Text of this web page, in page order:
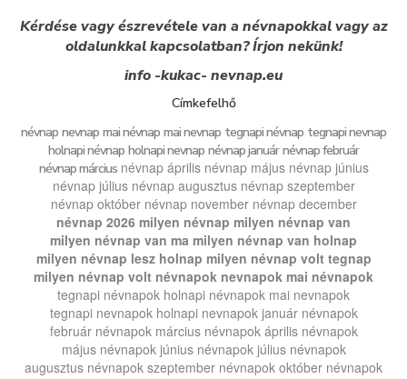
Kérdése vagy észrevétele van a névnapokkal vagy az
oldalunkkal kapcsolatban? Írjon nekünk!
info -kukac- nevnap.eu
Címkefelhő
névnap nevnap mai névnap mai nevnap tegnapi névnap tegnapi nevnap
holnapi névnap holnapi nevnap névnap január névnap február
névnap március névnap április névnap május névnap június
névnap július névnap augusztus névnap szeptember
névnap október névnap november névnap december
névnap 2026 milyen névnap milyen névnap van
milyen névnap van ma milyen névnap van holnap
milyen névnap lesz holnap milyen névnap volt tegnap
milyen névnap volt névnapok nevnapok mai névnapok
tegnapi névnapok holnapi névnapok mai nevnapok
tegnapi nevnapok holnapi nevnapok január névnapok
február névnapok március névnapok április névnapok
május névnapok június névnapok július névnapok
augusztus névnapok szeptember névnapok október névnapok